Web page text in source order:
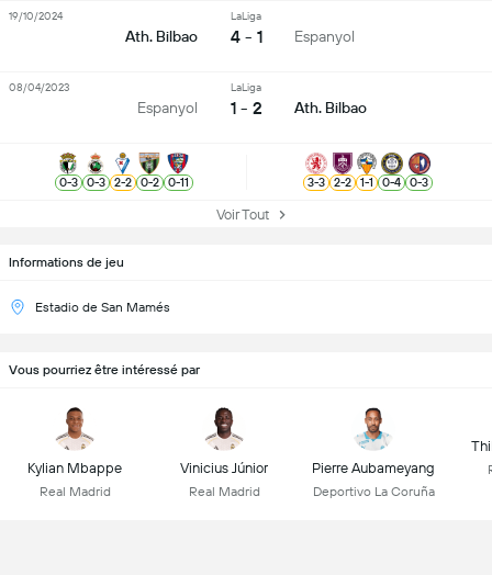
Informations de jeu
Estadio de San Mamés
Ath. Bilbao
LaLiga
4 - 1 Espanyol
19/10/2024
Espanyol
LaLiga
1 - 2 Ath. Bilbao
08/04/2023
0-3 0-3 2-2 0-2 0-11 3-3 2-2 1-1 0-4 0-3
Voir Tout
Vous pourriez être intéressé par
Kylian Mbappe
Real Madrid
Vinicius Júnior
Real Madrid
Pierre Aubameyang
Deportivo La Coruña